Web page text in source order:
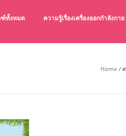
เครื่องออกกำลังกายกลา
เครื่องออกกำลังกายกลางแจ้ง คุณ
ทั้งหมด ความรู้เรื่องเครื่องออกกำลังกาย
Home /